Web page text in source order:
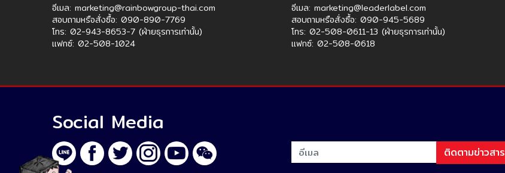
อีเมล: marketing@rainbowgroup-thai.com
สอบถามหรือสั่งซื้อ: 090-890-7769
โทร: 02-943-8653-7 (ฝ่ายธุรการเท่านั้น)
แฟกซ์: 02-508-1024
อีเมล: marketing@leaderlabel.com
สอบถามหรือสั่งซื้อ: 090-945-5689
โทร: 02-508-0611-13 (ฝ่ายธุรการเท่านั้น)
แฟกซ์: 02-508-0618
Social Media
ติดตามข่าวสาร